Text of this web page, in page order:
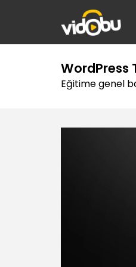
WordPress
Eğitime genel